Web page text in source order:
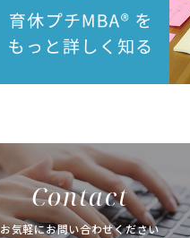
Contact
お気軽にお問い合わせください